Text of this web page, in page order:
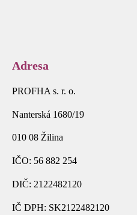
Adresa
PROFHA s. r. o.
Nanterská 1680/19
010 08 Žilina
IČO: 56 882 254
DIČ: 2122482120
IČ DPH: SK2122482120